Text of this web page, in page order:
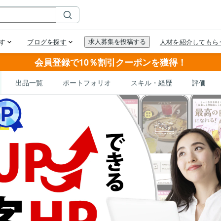
会員登録で10％割引クーポンを獲得！
出品一覧 ポートフォリオ スキル・経歴 評価